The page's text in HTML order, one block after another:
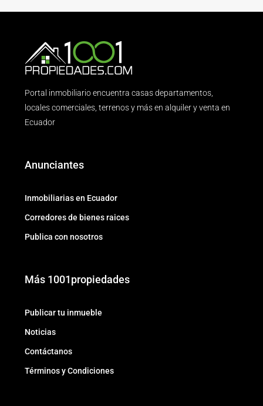
Portal inmobiliario encuentra casas departamentos,
locales comerciales, terrenos y más en alquiler y venta en
Ecuador
Anunciantes
Inmobiliarias en Ecuador
Corredores de bienes raices
Publica con nosotros
Más 1001propiedades
Publicar tu inmueble
Noticias
Contáctanos
Términos y Condiciones